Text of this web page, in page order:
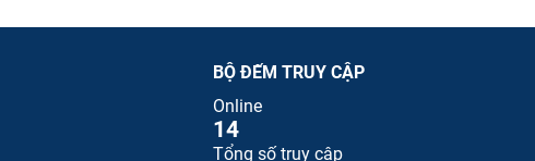
BỘ ĐẾM TRUY CẬP
Online
14
Tổng số truy cập